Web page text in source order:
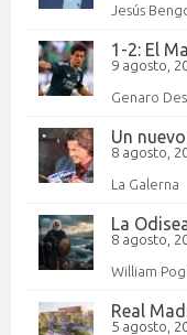
Jesús
1-2: El
9 agosto,
Genaro
Un
8 agosto,
La Galerna
La
8 agosto,
William
Real
5 agosto,